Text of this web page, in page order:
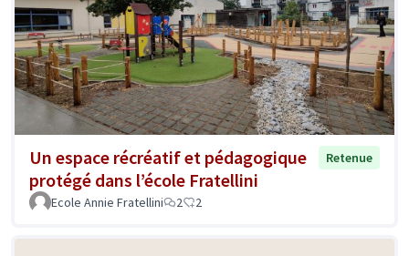
Un espace récréatif et pédagogique
protégé dans l’école Fratellini
Retenue
Ecole Annie Fratellini 2 2